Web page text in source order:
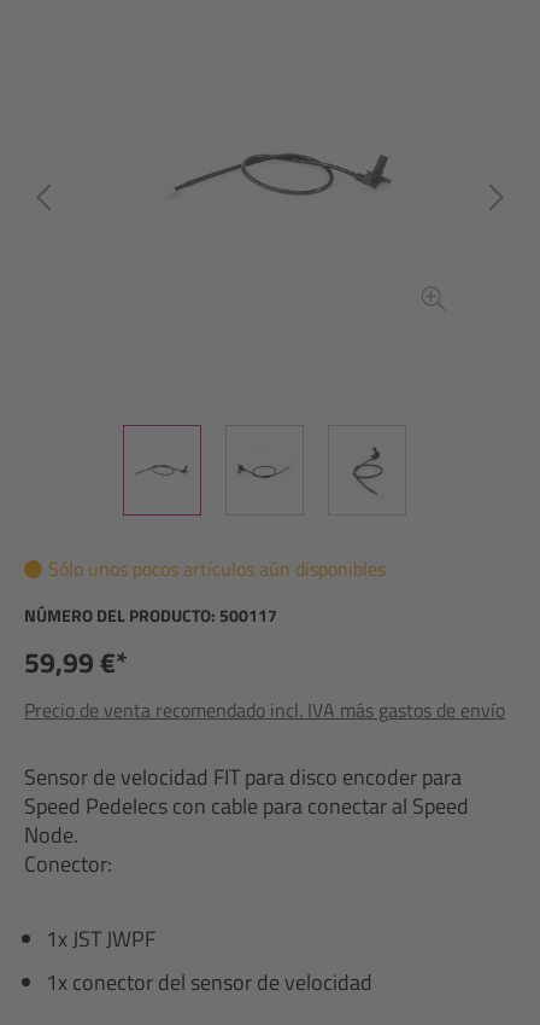
Sólo unos pocos artículos aún disponibles
NÚMERO DEL PRODUCTO: 500117
59,99 €*
Precio de venta recomendado incl. IVA más gastos de envío
Sensor de velocidad FIT para disco encoder para
Speed Pedelecs con cable para conectar al Speed
Node.
Conector:
1x JST JWPF
1x conector del sensor de velocidad